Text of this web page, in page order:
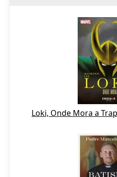
Loki, Onde Mora a